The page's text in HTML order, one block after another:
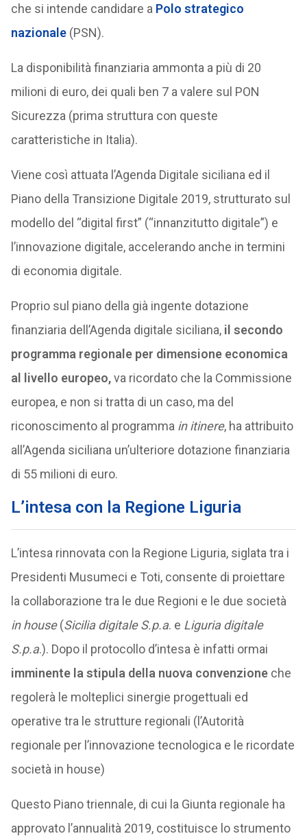
che si intende candidare a Polo strategico
nazionale(PSN).
La disponibilità finanziaria ammonta a più di 20
milioni di euro, dei quali ben 7 a valere sul PON
Sicurezza (prima struttura con queste
caratteristiche in Italia).
Viene così attuata l’Agenda Digitale siciliana ed il
Piano della Transizione Digitale 2019, strutturato sul
modello del “digital first” (“innanzitutto digitale”) e
l’innovazione digitale, accelerando anche in termini
di economia digitale.
Proprio sul piano della già ingente dotazione
finanziaria dell’Agenda digitale siciliana, il secondo
programma regionale per dimensione economica
al livello europeo,va ricordato che la Commissione
europea, e non si tratta di un caso, ma del
riconoscimento al programma in itinere, ha attribuito
all’Agenda siciliana un’ulteriore dotazione finanziaria
di 55 milioni di euro.
L’intesa con la Regione Liguria
L’intesa rinnovata con la Regione Liguria, siglata tra i
Presidenti Musumeci e Toti, consente di proiettare
la collaborazione tra le due Regioni e le due società
in house(Sicilia digitale S.p.a. e Liguria digitale
S.p.a.). Dopo il protocollo d’intesa è infatti ormai
imminente la stipula della nuova convenzioneche
regolerà le molteplici sinergie progettuali ed
operative tra le strutture regionali (l’Autorità
regionale per l’innovazione tecnologica e le ricordate
società in house)
Questo Piano triennale, di cui la Giunta regionale ha
approvato l’annualità 2019, costituisce lo strumento